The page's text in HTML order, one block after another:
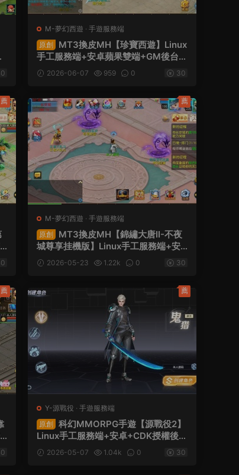
M-夢幻西遊 · 手遊服務端
原創
MT3換皮MH【珍寶西遊】Linux
手工服務端+安卓蘋果雙端+GM後台
+全套源碼+視頻架設教程
2026-06-07 959 0 30
薦
M-夢幻西遊 · 手遊服務端
原創
MT3換皮MH【錦繡大唐II-不夜
城尊享挂機版】Linux手工服務端+安
卓蘋果雙端+GM後台+全套源碼+視頻
架設教程
2026-05-23 1.22k 0 30
薦
薦
Y-源戰役 · 手遊服務端
原創
科幻MMORPG手遊【源戰役2】
Linux手工服務端+安卓+CDK授權後台
+全套源碼+視頻架設教程
2026-05-07 1.04k 0 30
薦